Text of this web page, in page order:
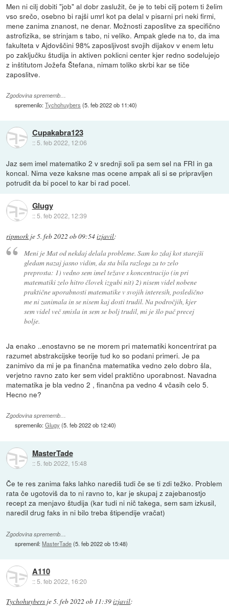
Men ni cilj dobiti "job" al dobr zaslužit, če je to tebi cilj potem ti želim
vso srečo, osebno bi rajši umrl kot pa delal v pisarni pri neki firmi,
mene zanima znanost, ne denar. Možnosti zaposlitve za specifično
astrofizika, se strinjam s tabo, ni veliko. Ampak glede na to, da ima
fakulteta v Ajdovščini 98% zaposljivost svojih dijakov v enem letu
po zaključku študija in aktiven poklicni center kjer redno sodelujejo
z inštitutom Jožefa Štefana, nimam toliko skrbi kar se tiče
zaposlitve.
Zgodovina sprememb…
spremenilo:Tychohuybers (5. feb 2022 ob 11:40)
Cupakabra123
:: 5. feb 2022, 12:06
Jaz sem imel matematiko 2 v srednji soli pa sem sel na FRI in ga
koncal. Nima veze kaksne mas ocene ampak ali si se pripravljen
potrudit da bi pocel to kar bi rad pocel.
Glugy
::5. feb 2022, 12:39
ripmork je5. feb 2022 ob 09:54izjavil:
Meni je Mat od nekdaj delala probleme. Sam ko zdaj kot starejši
gledam nazaj jasno vidim, da sta bila razloga za to zelo
preprosta: 1) vedno sem imel težave s koncentracijo (in pri
matematiki zelo hitro človek izgubi nit) 2) nisem videl nobene
praktične uporabnosti matematike v svojih interesih, posledično
me ni zanimala in se nisem kaj dosti trudil. Na področjih, kjer
sem videl več smisla in sem se bolj trudil, mi je šlo pač precej
bolje.
Ja enako ..enostavno se ne morem pri matematiki koncentrirat pa
razumet abstrakcijske teorije tud ko so podani primeri. Je pa
zanimivo da mi je pa finančna matematika vedno zelo dobro šla,
verjetno ravno zato ker sem videl praktično uporabnost. Navadna
matematika je bla vedno 2 , finančna pa vedno 4 včasih celo 5.
Hecno ne?
Zgodovina sprememb…
spremenilo:Glugy (5. feb 2022 ob 12:40)
MasterTade
:: 5. feb 2022, 15:48
Če te res zanima faks lahko narediš tudi če se ti zdi težko. Problem
rata če ugotoviš da to ni ravno to, kar je skupaj z zajebanostjo
recept za menjavo študija (kar tudi ni nič takega, sem sam izkusil,
naredil drug faks in ni bilo treba štipendije vračat)
Zgodovina sprememb…
spremenil:MasterTade(5. feb 2022 ob 15:48)
A110
::5. feb 2022, 16:20
Tychohuybers je5. feb 2022 ob 11:39izjavil: